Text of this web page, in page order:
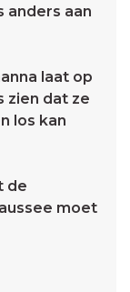
anders aan
laat op
zien dat ze
los kan
de
moet